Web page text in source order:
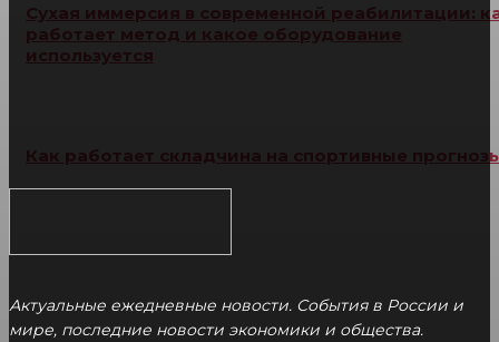
Сухая иммерсия в современной реабилитации:
работает метод и какое оборудование
используется
Как работает складчина на спортивные
Актуальные ежедневные новости. События в России и
мире, последние новости экономики и общества.